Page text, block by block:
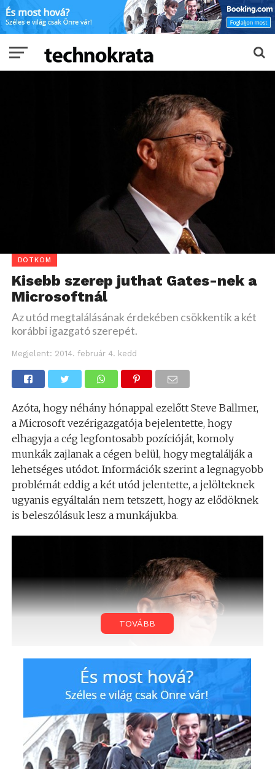
DOTKOM
Kisebb szerep juthat Gates-nek a
Microsoftnál
Az utód megtalálásának érdekében csökkentik a két
korábbi igazgató szerepét.
Megjelent: 2014. február 4. kedd
Azóta, hogy néhány hónappal ezelőtt Steve Ballmer,
a Microsoft vezérigazgatója bejelentette, hogy
elhagyja a cég legfontosabb pozícióját, komoly
munkák zajlanak a cégen belül, hogy megtalálják a
lehetséges utódot. Információk szerint a legnagyobb
problémát eddig a két utód jelentette, a jelölteknek
ugyanis egyáltalán nem tetszett, hogy az elődöknek
is beleszólásuk lesz a munkájukba.
Most azt pletykálják, hogy a Microsoft vezetése
megelégelte ezt a helyzetet és lefokozzák Gates-t. A
cég alapítója jelenleg a Microsoft elnöki székében ül,
TOVÁBB